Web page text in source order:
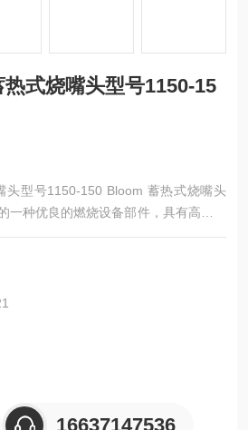
式烧嘴头型号1150-15
头型号1150-150 Bloom 蓄热式烧嘴头
一种优良的燃烧设备部件，具有高效节
其简介：
16637147536